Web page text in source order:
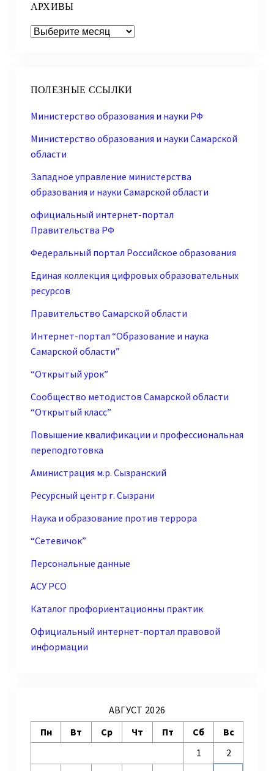
АРХИВЫ
Архивы
ПОЛЕЗНЫЕ ССЫЛКИ
Министерство образования и науки РФ
Министерство образования и науки Самарской
области
Западное управление министерства
образования и науки Самарской области
официальный интернет-портал
Правительства РФ
Федеральный портал Российское образования
Единая коллекция цифровых образовательных
ресурсов
Правительство Самарской области
Интернет-портал “Образование и наука
Самарской области”
“Открытый урок”
Сообщество методистов Самарской области
“Открытый класс”
Повышение квалификации и профессиональная
переподготовка
Аминистрация м.р. Сызранский
Ресурсный центр г. Сызрани
Наука и образование против террора
“Сетевичок”
Персональные данные
АСУ РСО
Каталог профориентационны практик
Официальный интернет-портал правовой
информации
АВГУСТ 2026
Пн
Вт Ср Чт Пт Сб
Вс
1
2